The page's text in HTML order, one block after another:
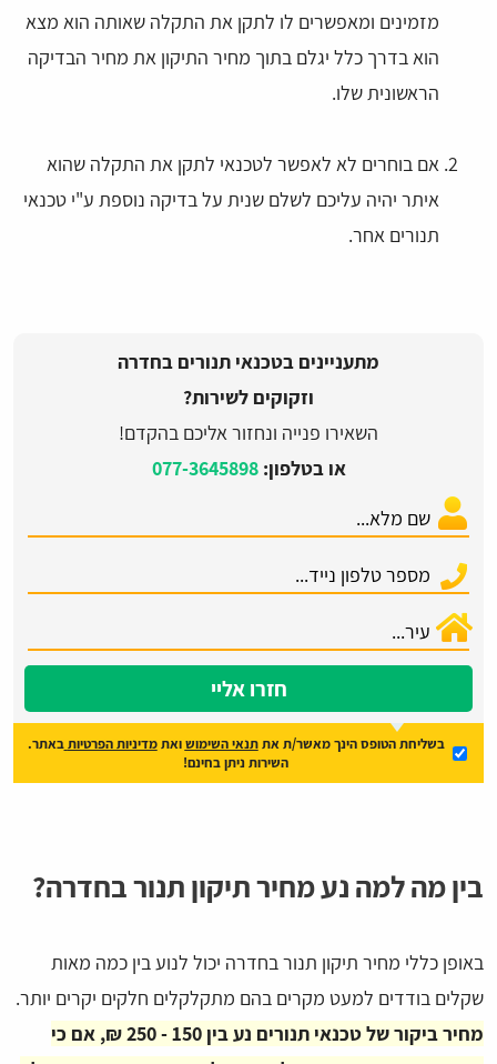
מזמינים ומאפשרים לו לתקן את התקלה שאותה הוא מצא
הוא בדרך כלל יגלם בתוך מחיר התיקון את מחיר הבדיקה
הראשונית שלו.
אם בוחרים לא לאפשר לטכנאי לתקן את התקלה שהוא
איתר יהיה עליכם לשלם שנית על בדיקה נוספת ע"י טכנאי
תנורים אחר.
מתעניינים בטכנאי תנורים בחדרה
וזקוקים לשירות?
השאירו פנייה ונחזור אליכם בהקדם!
או בטלפון:077-3645898
חזרו אליי
בשליחת הטופס הינך מאשר/ת אתתנאי השימושואתמדיניות הפרטיות באתר.
השירות ניתן בחינם!
בין מה למה נע מחיר תיקון תנור בחדרה?
באופן כללי מחיר תיקון תנור בחדרה יכול לנוע בין כמה מאות
שקלים בודדים למעט מקרים בהם מתקלקלים חלקים יקרים יותר.
מחיר ביקור של טכנאי תנורים נע בין 150 - 250 ₪
, אם כי